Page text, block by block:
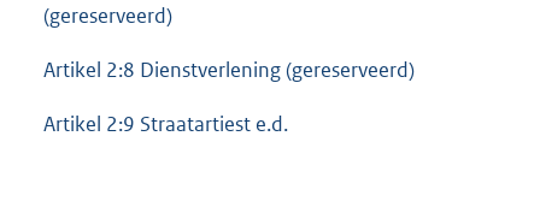
(gereserveerd)
Artikel 2:8 Dienstverlening (gereserveerd)
Artikel 2:9 Straatartiest e.d.